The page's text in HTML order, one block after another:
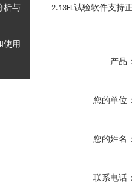
析与
使用
2.13FL试验软件支持
产品
您的单位
您的姓名
联系电话